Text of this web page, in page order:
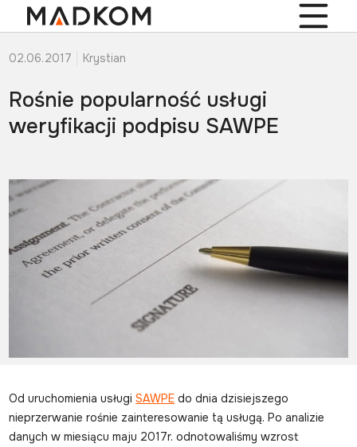
02.06.2017 Krystian
Rośnie popularność usługi
weryfikacji podpisu SAWPE
Od uruchomienia usługiSAWPE do dnia dzisiejszego
nieprzerwanie rośnie zainteresowanie tą usługą. Po analizie
danych w miesiącu maju 2017r. odnotowaliśmy wzrost